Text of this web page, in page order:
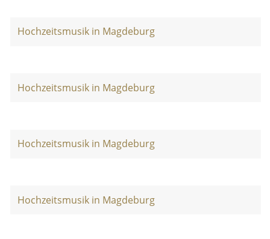
Hochzeitsmusik in Magdeburg
Hochzeitsmusik in Magdeburg
Hochzeitsmusik in Magdeburg
Hochzeitsmusik in Magdeburg